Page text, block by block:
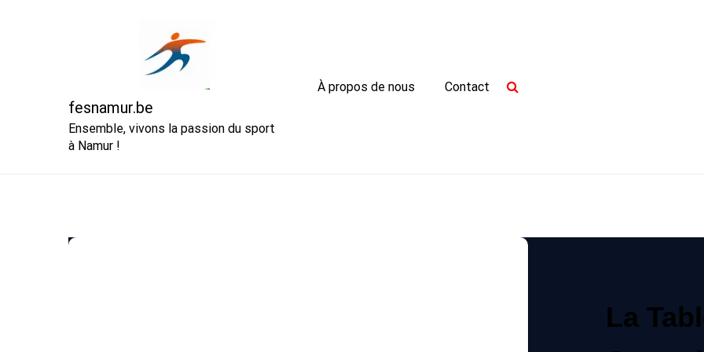
fesnamur.be
Ensemble, vivons la passion du sport
à Namur !
À propos de nous Contact
La